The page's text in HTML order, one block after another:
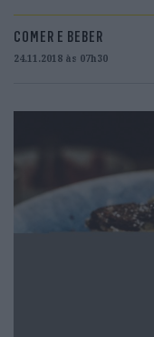
COMER E BEBER
24.11.2018 às 07h30